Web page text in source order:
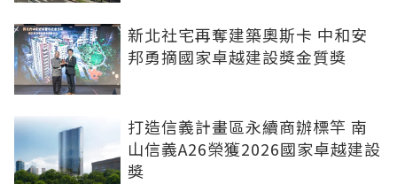
新北社宅再奪建築奧斯卡 中和安
邦勇摘國家卓越建設獎金質獎
打造信義計畫區永續商辦標竿 南
山信義A26榮獲2026國家卓越建設
獎